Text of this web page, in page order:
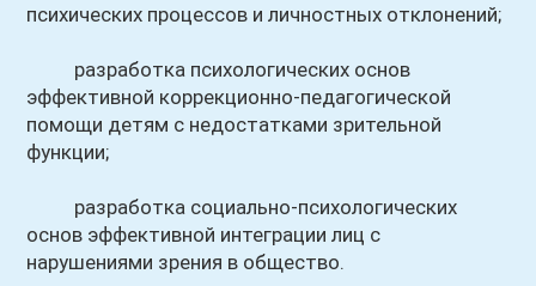
психических процессов и личностных отклонений;
разработка психологических основ
эффективной коррекционно-педагогической
помощи детям с недостатками зрительной
функции;
разработка социально-психологических
основ эффективной интеграции лиц с
нарушениями зрения в общество.